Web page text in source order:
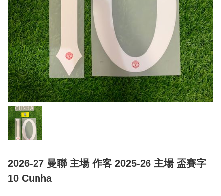
2026-27 曼聯 主場 作客 2025-26 主場 盃賽字
10 Cunha